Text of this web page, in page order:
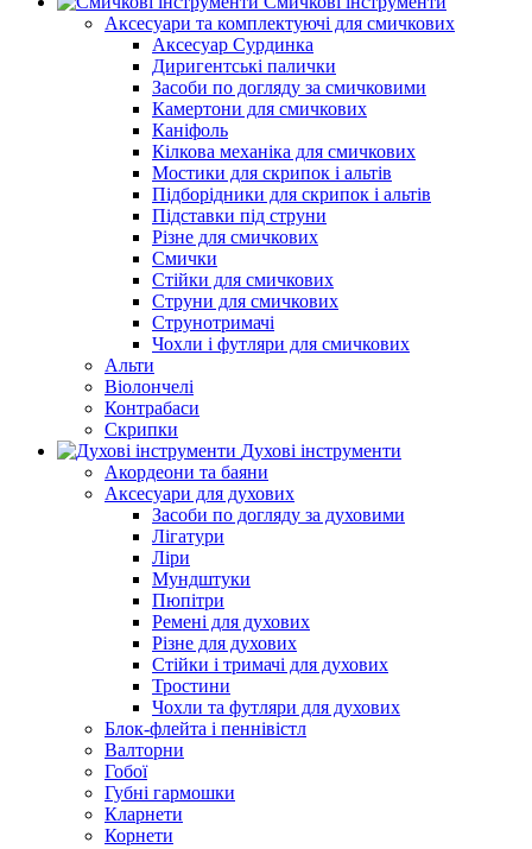
Аксесуари та комплектуючі для смичкових
Аксесуар Сурдинка
Диригентські палички
Засоби по догляду за смичковими
Камертони для смичкових
Каніфоль
Кілкова механіка для смичкових
Мостики для скрипок і альтів
Підборiдники для скрипок і альтів
Підставки під струни
Різне для смичкових
Смички
Стійки для смичкових
Струни для смичкових
Струнотримачі
Чохли і футляри для смичкових
Альти
Віолончелі
Контрабаси
Скрипки
Духові інструменти
Акордеони та баяни
Аксесуари для духових
Засоби по догляду за духовими
Лігатури
Ліри
Мундштуки
Пюпітри
Ремені для духових
Різне для духових
Стійки і тримачі для духових
Тростини
Чохли та футляри для духових
Блок-флейта і пеннівістл
Валторни
Гобої
Губні гармошки
Кларнети
Корнети